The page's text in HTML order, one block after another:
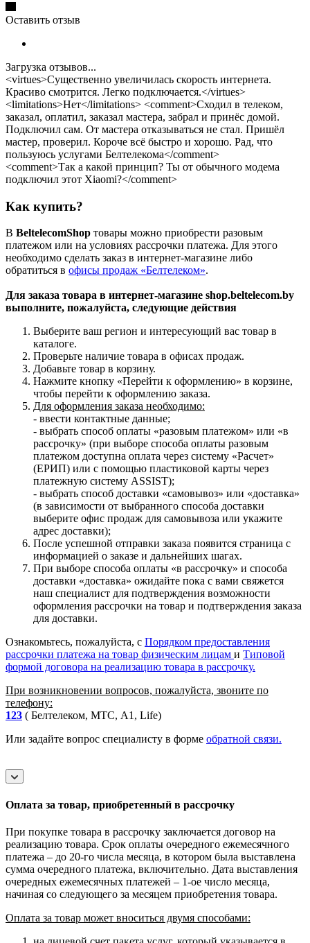
Оставить отзыв
Загрузка отзывов...
<virtues>Существенно увеличилась скорость интернета.
Красиво смотрится. Легко подключается.</virtues>
<limitations>Нет</limitations> <comment>Сходил в телеком,
заказал, оплатил, заказал мастера, забрал и принёс домой.
Подключил сам. От мастера отказываться не стал. Пришёл
мастер, проверил. Короче всё быстро и хорошо. Рад, что
пользуюсь услугами Белтелекома</comment>
<comment>Так а какой принцип? Ты от обычного модема
подключил этот Xiaomi?</comment>
Как купить?
В BeltelecomShop товары можно приобрести разовым
платежом или на условиях рассрочки платежа. Для этого
необходимо сделать заказ в интернет-магазине либо
обратиться в офисы продаж «Белтелеком».
Для заказа товара в интернет-магазине shop.beltelecom.by
выполните, пожалуйста, следующие действия
Выберите ваш регион и интересующий вас товар в
каталоге.
Проверьте наличие товара в офисах продаж.
Добавьте товар в корзину.
Нажмите кнопку «Перейти к оформлению» в корзине,
чтобы перейти к оформлению заказа.
Для оформления заказа необходимо:
- ввести контактные данные;
- выбрать способ оплаты «разовым платежом» или «в
рассрочку» (при выборе способа оплаты разовым
платежом доступна оплата через систему «Расчет»
(ЕРИП) или с помощью пластиковой карты через
платежную систему ASSIST);
- выбрать способ доставки «самовывоз» или «доставка»
(в зависимости от выбранного способа доставки
выберите офис продаж для самовывоза или укажите
адрес доставки);
После успешной отправки заказа появится страница с
информацией о заказе и дальнейших шагах.
При выборе способа оплаты «в рассрочку» и способа
доставки «доставка» ожидайте пока с вами свяжется
наш специалист для подтверждения возможности
оформления рассрочки на товар и подтверждения заказа
для доставки.
Ознакомьтесь, пожалуйста, с Порядком предоставления
рассрочки платежа на товар физическим лицам и Типовой
формой договора на реализацию товара в рассрочку.
При возникновении вопросов, пожалуйста, звоните по
телефону:
123 ( Белтелеком, МТС, A1, Life)
Или задайте вопрос специалисту в форме обратной связи.
Оплата за товар, приобретенный в рассрочку
При покупке товара в рассрочку заключается договор на
реализацию товара. Срок оплаты очередного ежемесячного
платежа – до 20-го числа месяца, в котором была выставлена
сумма очередного платежа, включительно. Дата выставления
очередных ежемесячных платежей – 1-ое число месяца,
начиная со следующего за месяцем приобретения товара.
Оплата за товар может вноситься двумя способами: